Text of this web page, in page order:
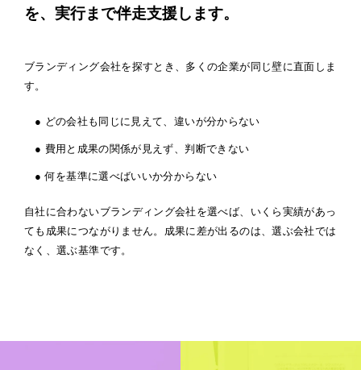
を、 実行まで伴走支援します。
ブランディング会社を探すとき、多くの企業が同じ壁に直面しま
す。
● どの会社も同じに見えて、違いが分からない
● 費用と成果の関係が見えず、判断できない
● 何を基準に選べばいいか分からない
自社に合わないブランディング会社を選べば、いくら実績があっ
ても成果につながりません。成果に差が出るのは、選ぶ会社では
なく、選ぶ基準です。